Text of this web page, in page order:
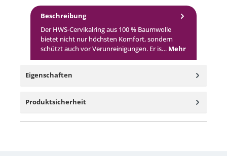
Beschreibung
Der HWS-Cervikalring aus 100 % Baumwolle
bietet nicht nur höchsten Komfort, sondern
schützt auch vor Verunreinigungen. Er is… Mehr
Eigenschaften
Produktsicherheit